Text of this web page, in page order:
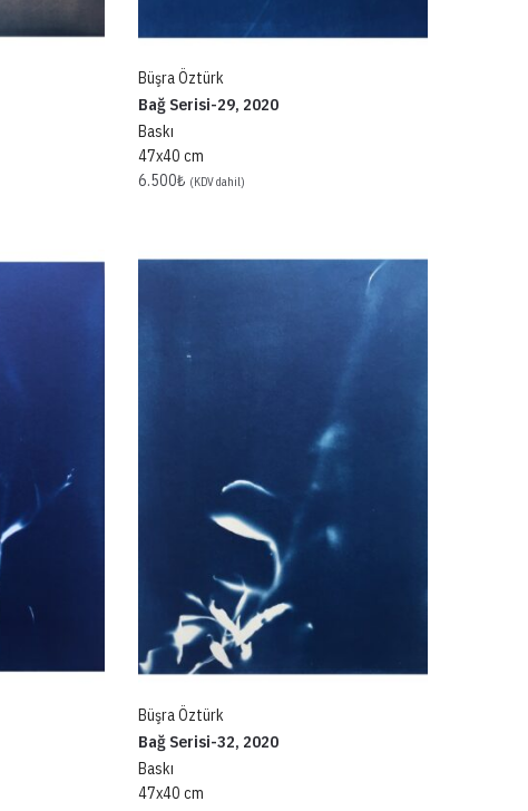
Büşra Öztürk
Bağ Serisi-29, 2020
Baskı
47x40 cm
6.500₺ (KDV dahil)
Büşra Öztürk
Bağ Serisi-32, 2020
Baskı
47x40 cm